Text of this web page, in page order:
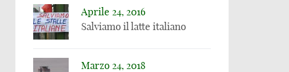
Aprile 24, 2016
Salviamo il latte italiano
Marzo 24, 2018